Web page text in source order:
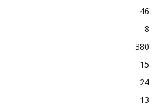
46
8
380
15
24
13